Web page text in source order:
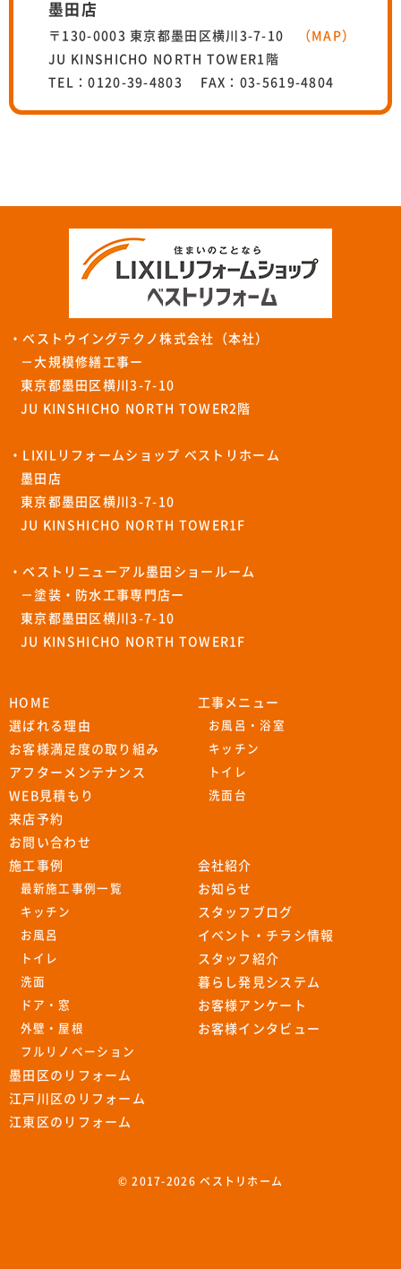
墨田店
〒130-0003 東京都墨田区横川3-7-10
（MAP）
JU KINSHICHO NORTH TOWER1階
TEL：0120-39-4803 FAX：03-5619-4804
・ベストウイングテクノ株式会社（本社）
－大規模修繕工事ー
東京都墨田区横川3-7-10
JU KINSHICHO NORTH TOWER2階
・LIXILリフォームショップ ベストリホーム
墨田店
東京都墨田区横川3-7-10
JU KINSHICHO NORTH TOWER1F
・ベストリニューアル墨田ショールーム
－塗装・防水工事専門店ー
東京都墨田区横川3-7-10
JU KINSHICHO NORTH TOWER1F
HOME
選ばれる理由
お客様満足度の取り組み
アフターメンテナンス
WEB見積もり
来店予約
お問い合わせ
工事メニュー
お風呂・浴室
キッチン
トイレ
洗面台
施工事例
最新施工事例一覧
キッチン
お風呂
トイレ
洗面
ドア・窓
外壁・屋根
フルリノベーション
会社紹介
お知らせ
スタッフブログ
イベント・チラシ情報
スタッフ紹介
暮らし発見システム
お客様アンケート
お客様インタビュー
墨田区のリフォーム
江戸川区のリフォーム
江東区のリフォーム
© 2017-2026 ベストリホーム